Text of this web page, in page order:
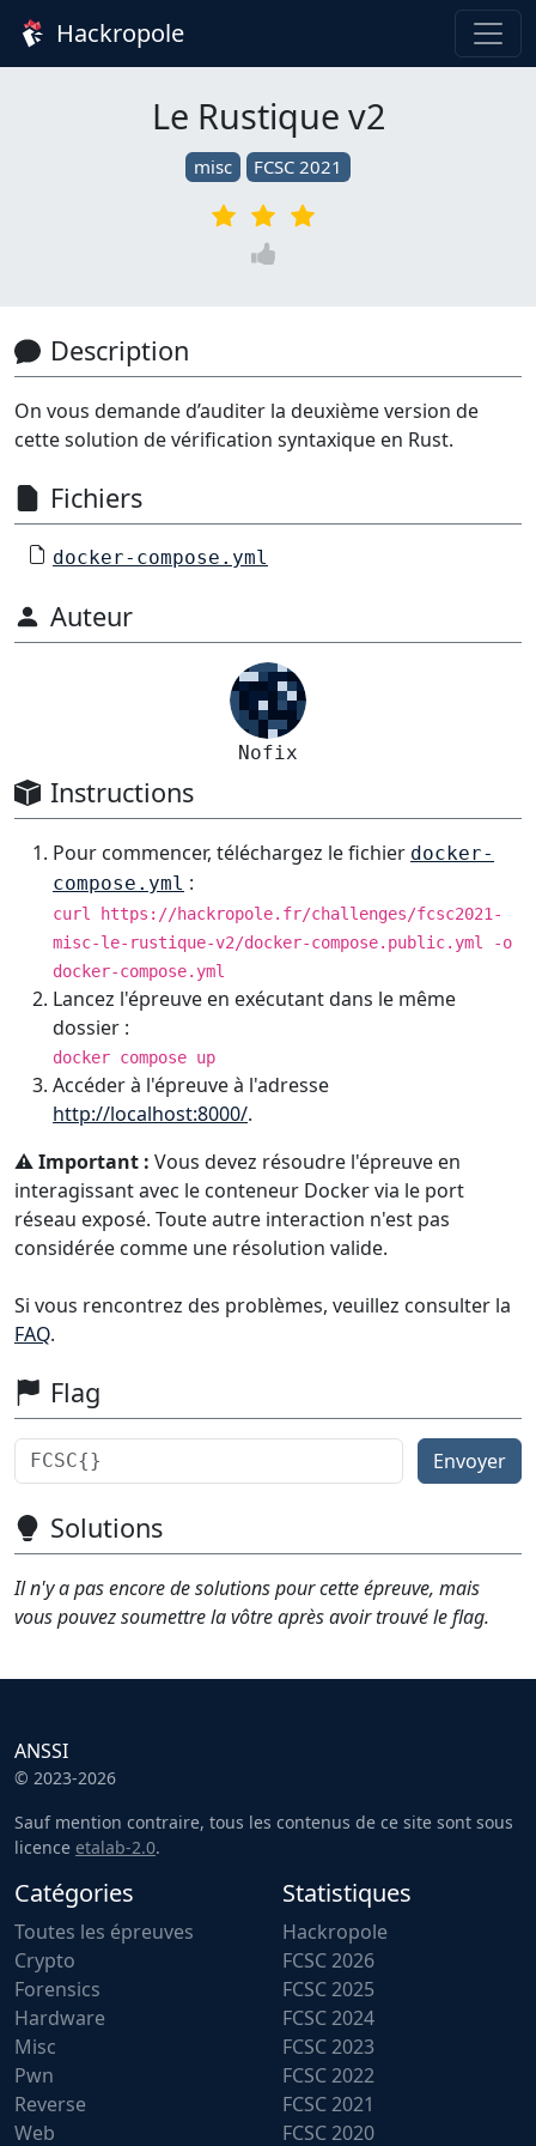
Hackropole
Le Rustique v2
misc FCSC 2021
Description
On vous demande d’auditer la deuxième version de
cette solution de vérification syntaxique en Rust.
Fichiers
docker-compose.yml
Auteur
Nofix
Instructions
Pour commencer, téléchargez le fichier docker-
compose.yml :
curl https://hackropole.fr/challenges/fcsc2021-
misc-le-rustique-v2/docker-compose.public.yml -o
docker-compose.yml
Lancez l'épreuve en exécutant dans le même
dossier :
docker compose up
Accéder à l'épreuve à l'adresse
http://localhost:8000/.
⚠️ Important : Vous devez résoudre l'épreuve en
interagissant avec le conteneur Docker via le port
réseau exposé. Toute autre interaction n'est pas
considérée comme une résolution valide.
Si vous rencontrez des problèmes, veuillez consulter la
FAQ.
Flag
Envoyer
Solutions
Il n'y a pas encore de solutions pour cette épreuve, mais
vous pouvez soumettre la vôtre après avoir trouvé le flag.
ANSSI
© 2023-2026
Sauf mention contraire, tous les contenus de ce site sont sous
licence etalab-2.0.
Catégories
Toutes les épreuves
Crypto
Forensics
Hardware
Misc
Pwn
Reverse
Web
Statistiques
Hackropole
FCSC 2026
FCSC 2025
FCSC 2024
FCSC 2023
FCSC 2022
FCSC 2021
FCSC 2020